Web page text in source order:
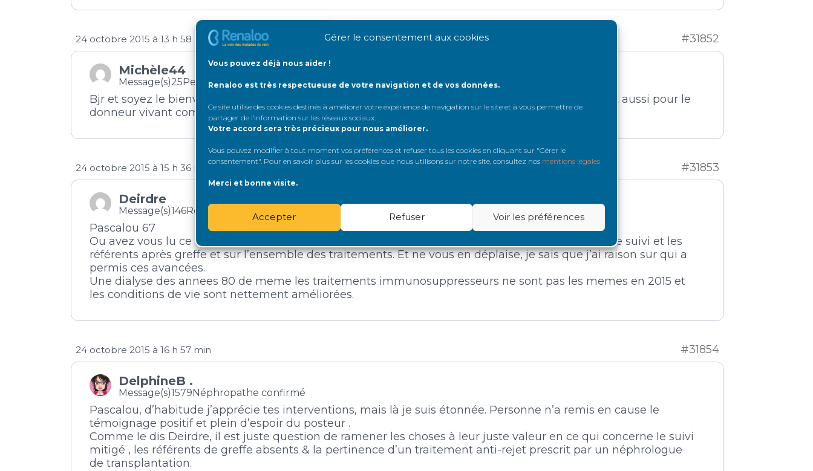
Gérer le consentement aux cookies
Vous pouvez déjà nous aider !
Renaloo est très respectueuse de votre navigation et de vos données.
Ce site utilise des cookies destinés à améliorer votre expérience de navigation sur le site et à vous permettre de
partager de l’information sur les réseaux sociaux
Votre accord sera très précieux pour nous améliorer.
Vous pouvez modifier à tout moment vos préférences et refuser tous les cookies en cliquant sur "Gérer le
consentement". Pour en savoir plus sur les cookies que nous utilisons sur notre site, consultez nos mentions légales
Merci et bonne visite.
Accepter Refuser Voir les préférences
24 octobre 2015 à 13 h 58 min #31852
Michèle44
Message(s)25 Petit rein débutant
Bjr et soyez le bienvenu sur ce site !! Super c vrai que la transplatation est une longue aventure et aussi pour le
donneur vivant comme mon cas… suis en attente de mes résultats.. pour donner un rein…
24 octobre 2015 à 15 h 36 min #31853
Deirdre
Message(s)146Rognon expérimenté
Pascalou 67
Ou avez vous lu ce que vous avez écrit? Avant d’invectiver les gens, merci de lire. C’est juste sur le suivi et les
référents après greffe et sur l’ensemble des traitements. Et ne vous en déplaise, je sais que j’ai raison sur qui a
permis ces avancées.
Une dialyse des annees 80 de meme les traitements immunosuppresseurs ne sont pas les memes en 2015 et
les conditions de vie sont nettement améliorées.
24 octobre 2015 à 16 h 57 min #31854
DelphineB .
Message(s)1579 Néphropathe confirmé
Pascalou, d’habitude j’apprécie tes interventions, mais là je suis étonnée. Personne n’a remis en cause le
témoignage positif et plein d’espoir du posteur .
Comme le dis Deirdre, il est juste question de ramener les choses à leur juste valeur en ce qui concerne le suivi
mitigé , les référents de greffe absents & la pertinence d’un traitement anti-rejet prescrit par un néphrologue
de transplantation.